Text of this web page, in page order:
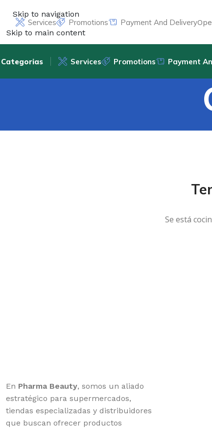
Skip to navigation
Skip to main content
Services Promotions Payment And Delivery
Categorias Services Promotions Payment
Se está
En Pharma Beauty, somos un aliado
estratégico para supermercados,
tiendas especializadas y distribuidores
que buscan ofrecer productos